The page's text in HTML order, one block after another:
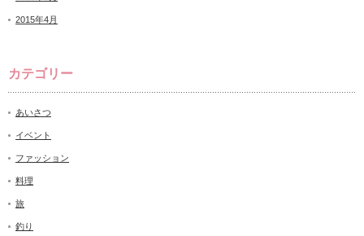
2015年4月
カテゴリー
あいさつ
イベント
ファッション
料理
旅
釣り